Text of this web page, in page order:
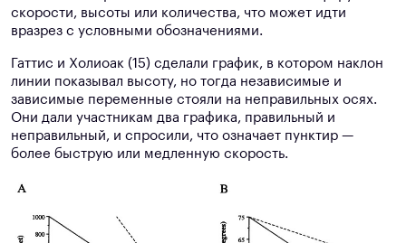
скорости, высоты или количества, что может идти
вразрез с условными обозначениями.
Гаттис и Холиоак (15) сделали график, в котором наклон
линии показывал высоту, но тогда независимые и
зависимые переменные стояли на неправильных осях.
Они дали участникам два графика, правильный и
неправильный, и спросили, что означает пунктир —
более быструю или медленную скорость.